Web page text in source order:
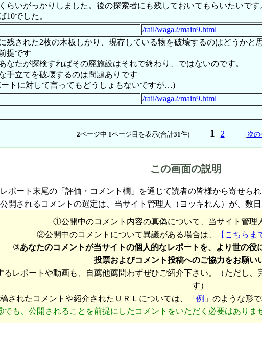
らいがっかりしました。後の探索者にも残しておいてもらいたいで
10でした。
/rail/waga2/main9.html
残された2枚の木板しかり、現存している物を破壊するのはどうかと思
提です
なたが探検すればその廃施設はそれで終わり、ではないのです。
手立てを破壊するのは問題ありです
トに対して言ってもどうしょもないですが…)
/rail/waga2/main9.html
2ページ中 1ページ目を表示(合計31件) 1 | 2 [次の
この画面の説明
ポート末尾の「評価・コメント欄」を通じて読者の皆様から寄せられ
公開されるコメントの選定は、当サイト管理人（ヨッキれん）が、数
①公開中のコメント内容の真偽について、当サイト管理
②公開中のコメントについて異議がある場合は、
【こちらま
③あなたのコメントが当サイトの個人的なレポートを、より世の役
投票およびコメント投稿へのご協力をお願い
レポートや動画も、自薦他薦問わずぜひご紹介下さい。（ただし、
す）
されたコメントや紹介されたＵＲＬについては、「 例 」のような形
も、公開されることを前提にしたコメントをいただく必要はありま